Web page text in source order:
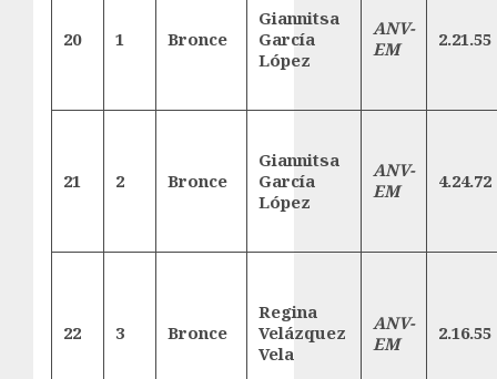
20 1 Bronce
Giannitsa
García
López
ANV-
EM
2.21.55
21 2 Bronce
Giannitsa
García
López
ANV-
EM
4.24.72
22 3 Bronce
Regina
Velázquez
Vela
ANV-
EM
2.16.55